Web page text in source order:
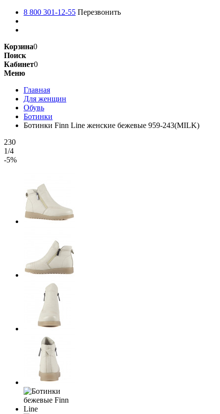
8 800 301-12-55 Перезвонить
Корзина0
Поиск
Кабинет0
Меню
Главная
Для женщин
Обувь
Ботинки
Ботинки Finn Line женские бежевые 959-243(MILK)
230
1/4
-5%